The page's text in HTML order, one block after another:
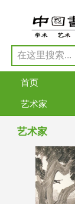
首页
艺术家
艺术家